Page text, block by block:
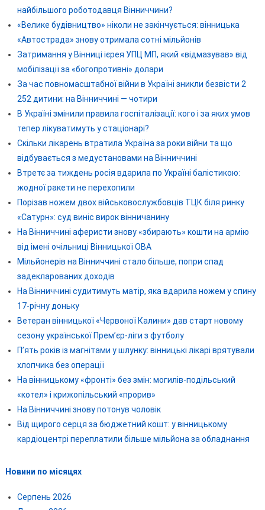
найбільшого роботодавця Вінниччини?
«Велике будівництво» ніколи не закінчується: вінницька
«Автострада» знову отримала сотні мільйонів
Затримання у Вінниці ієрея УПЦ МП, який «відмазував» від
мобілізації за «богопротивні» долари
За час повномасштабної війни в Україні зникли безвісти 2
252 дитини: на Вінниччині — чотири
В Україні змінили правила госпіталізації: кого і за яких умов
тепер лікуватимуть у стаціонарі?
Скільки лікарень втратила Україна за роки війни та що
відбувається з медустановами на Вінниччині
Втретє за тиждень росія вдарила по Україні балістикою:
жодної ракети не перехопили
Порізав ножем двох військовослужбовців ТЦК біля ринку
«Сатурн»: суд виніс вирок вінничанину
На Вінниччині аферисти знову «збирають» кошти на армію
від імені очільниці Вінницької ОВА
Мільйонерів на Вінниччині стало більше, попри спад
задекларованих доходів
На Вінниччині судитимуть матір, яка вдарила ножем у спину
17-річну доньку
Ветеран вінницької «Червоної Калини» дав старт новому
сезону української Прем’єр-ліги з футболу
П’ять років із магнітами у шлунку: вінницькі лікарі врятували
хлопчика без операції
На вінницькому «фронті» без змін: могилів-подільський
«котел» і крижопільський «прорив»
На Вінниччині знову потонув чоловік
Від щирого серця за бюджетний кошт: у вінницькому
кардіоцентрі переплатили більше мільйона за обладнання
Новини по місяцях
Серпень 2026